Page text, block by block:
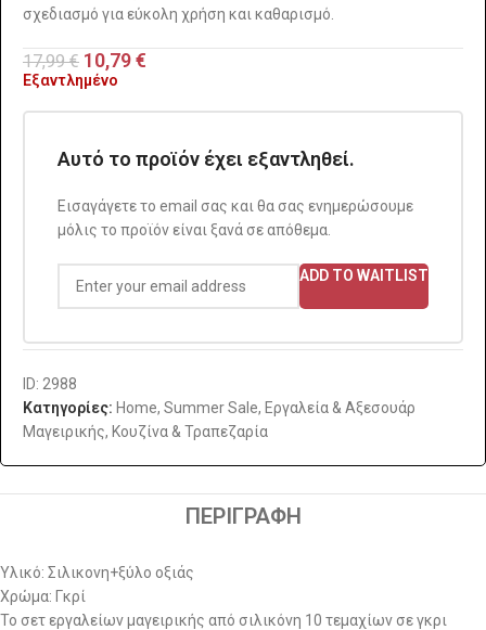
σχεδιασμό για εύκολη χρήση και καθαρισμό.
17,99€ 10,79€
Εξαντλημένο
Αυτό το προϊόν έχει εξαντληθεί.
Εισαγάγετε το email σας και θα σας ενημερώσουμε
μόλις το προϊόν είναι ξανά σε απόθεμα.
ADD TO WAITLIST
ID: 2988
Κατηγορίες: Home, Summer Sale, Εργαλεία & Αξεσουάρ
Μαγειρικής, Κουζίνα & Τραπεζαρία
ΠΕΡΙΓΡΑΦΉ
Υλικό: Σιλικονη+ξύλο οξιάς
Χρώμα: Γκρί
Το σετ εργαλείων μαγειρικής από σιλικόνη 10 τεμαχίων σε γκρι